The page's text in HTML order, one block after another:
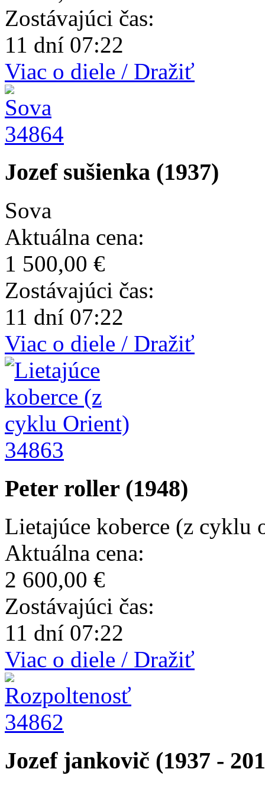
Zostávajúci čas:
11 dní 07:22
Viac o diele / Dražiť
34864
Jozef sušienka (1937)
Sova
Aktuálna cena:
1 500,00 €
Zostávajúci čas:
11 dní 07:22
Viac o diele / Dražiť
34863
Peter roller (1948)
Lietajúce koberce (z cyklu
Aktuálna cena:
2 600,00 €
Zostávajúci čas:
11 dní 07:22
Viac o diele / Dražiť
34862
Jozef jankovič (1937 -